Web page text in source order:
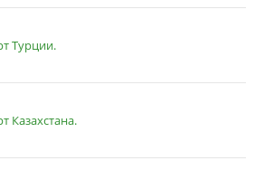
Турции.
Казахстана.